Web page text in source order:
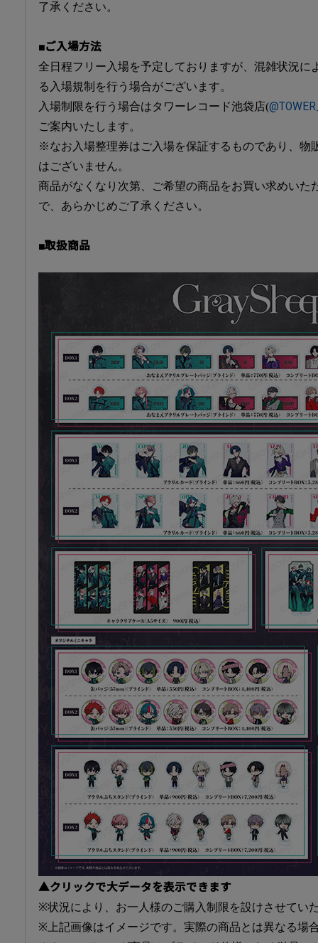
了承ください。
■ご入場方法
全日程フリー入場を予定しておりますが、混雑状況に
る入場規制を行う場合がございます。
入場制限を行う場合はタワーレコード池袋店(
ご案内いたします。
※なお入場整理券はご入場を保証するものであり、物
はございません。
商品がなくなり次第、ご希望の商品をお買い求めいた
で、あらかじめご了承ください。
■取扱商品
▲クリックで大データを表示できます
※状況により、お一人様のご購入制限を設けさせてい
※上記画像はイメージです。実際の商品とは異なる場